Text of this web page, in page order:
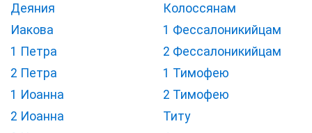
Деяния
Иакова
1 Петра
2 Петра
1 Иоанна
2 Иоанна
Колоссянам
1 Фессалоникийцам
2 Фессалоникийцам
1 Тимофею
2 Тимофею
Титу